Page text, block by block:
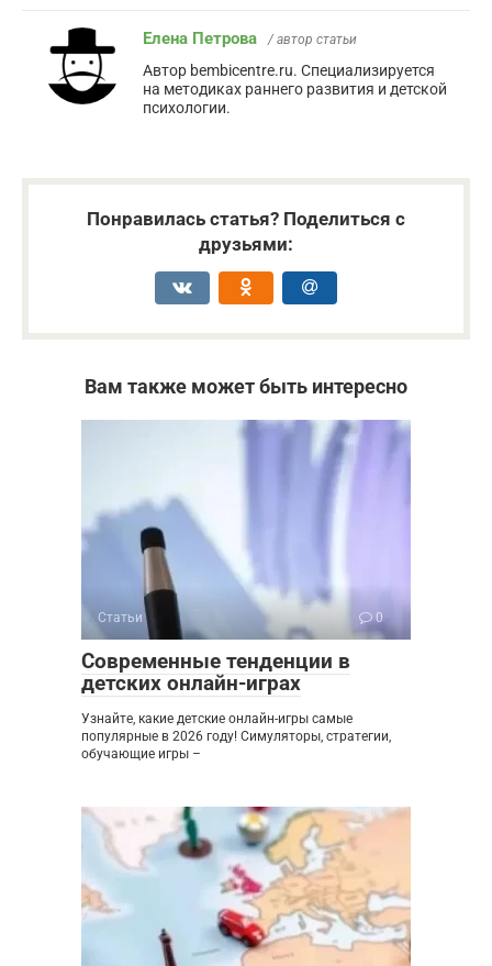
Елена Петрова / автор статьи
Автор bembicentre.ru. Специализируется
на методиках раннего развития и детской
психологии.
Понравилась статья? Поделиться с
друзьями:
Вам также может быть интересно
Статьи 0
Современные тенденции в
детских онлайн-играх
Узнайте, какие детские онлайн-игры самые
популярные в 2026 году! Симуляторы, стратегии,
обучающие игры –